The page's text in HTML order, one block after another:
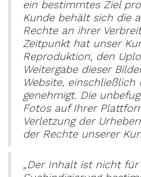
ein bestimmtes Ziel
Kunde behält sich die
Rechte an ihrer
Zeitpunkt hat unser
Reproduktion, den
Weitergabe dieser
Website, einschließlich
genehmigt. Die
Fotos auf Ihrer
Verletzung der
der Rechte unserer
„Der Inhalt ist nicht